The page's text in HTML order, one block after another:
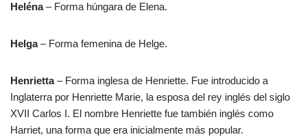
Heléna– Forma húngara de Elena.
Helga– Forma femenina de Helge.
Henrietta– Forma inglesa de Henriette. Fue introducido a
Inglaterra por Henriette Marie, la esposa del rey inglés del siglo
XVII Carlos I. El nombre Henriette fue también inglés como
Harriet, una forma que era inicialmente más popular.